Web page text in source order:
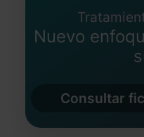
Nuevo
Consultar